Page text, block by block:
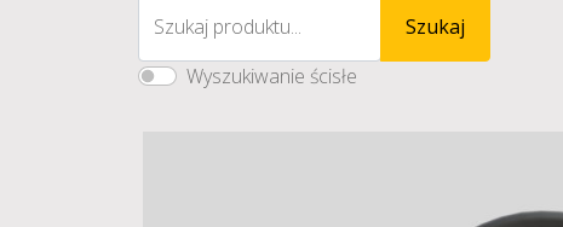
Szukaj produktu...
Szukaj
Wyszukiwanie ścisłe